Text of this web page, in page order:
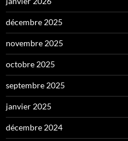
décembre 2025
novembre 2025
octobre 2025
septembre 2025
janvier 2025
décembre 2024